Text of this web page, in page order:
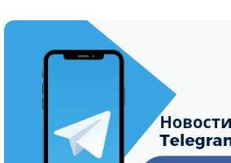
https://t.me/minskctvby